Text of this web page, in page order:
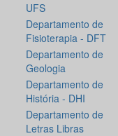
UFS
Departamento de
Fisioterapia - DFT
Departamento de
Geologia
Departamento de
História - DHI
Departamento de
Letras Libras